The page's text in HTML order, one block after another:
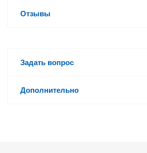
Отзывы
Задать вопрос
Дополнительно